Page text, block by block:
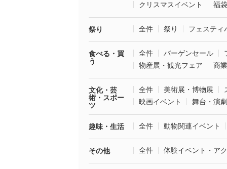
クリスマスイベント
福
祭り 全件 祭り フェスティ
食べる・買
う
全件 バーゲンセール
物産展・観光フェア
商
文化・芸
術・スポー
ツ
全件 美術展・博物展
映画イベント
舞台・演劇
趣味・生活 全件 動物関連イベント
その他 全件 体験イベント・ア